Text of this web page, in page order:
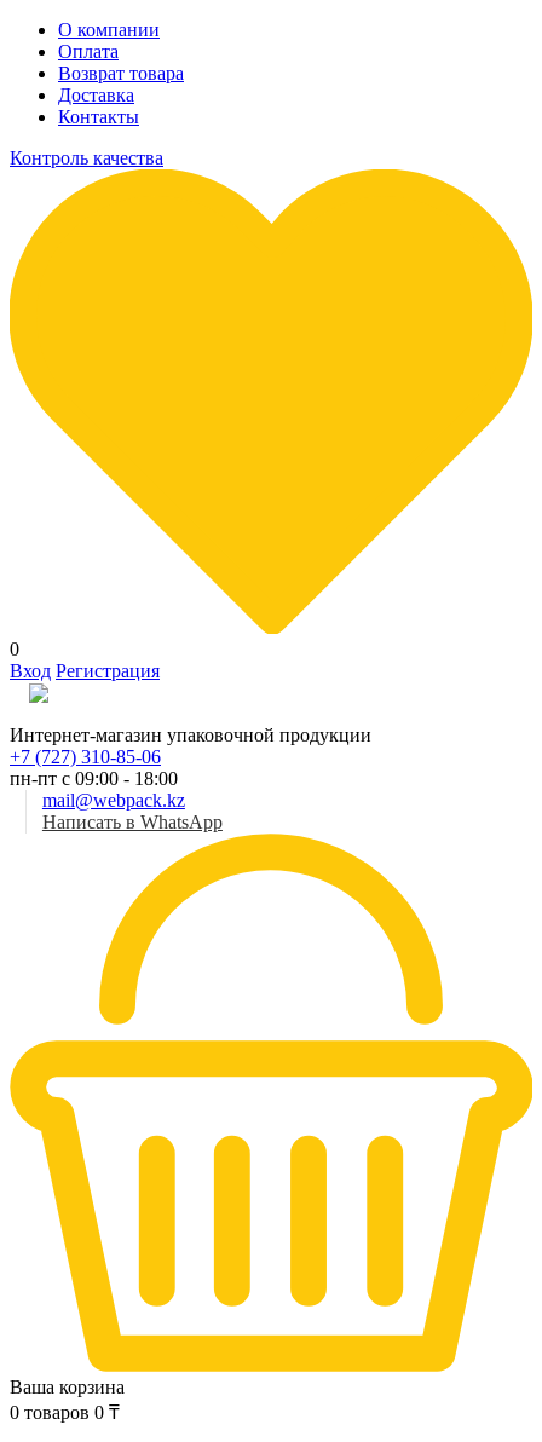
О компании
Оплата
Возврат товара
Доставка
Контакты
Контроль качества
0
Вход Регистрация
Интернет-магазин упаковочной продукции
+7 (727) 310-85-06
пн-пт с 09:00 - 18:00
mail@webpack.kz
Написать в WhatsApp
Ваша корзина
0 товаров 0 ₸